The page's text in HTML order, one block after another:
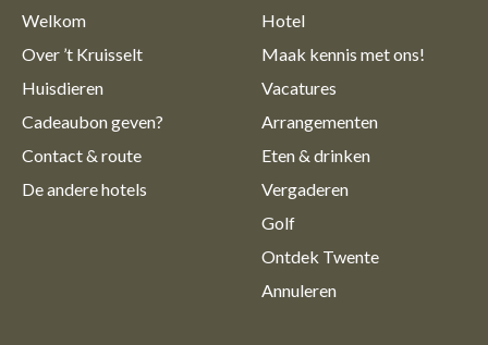
Welkom
Over ’t Kruisselt
Huisdieren
Cadeaubon geven?
Contact & route
De andere hotels
Hotel
Maak kennis met ons!
Vacatures
Arrangementen
Eten & drinken
Vergaderen
Golf
Ontdek Twente
Annuleren